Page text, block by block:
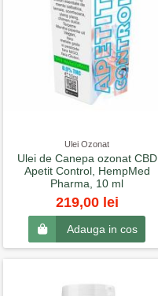
Ulei Ozonat
Ulei de Canepa ozonat CBD
Apetit Control, HempMed
Pharma, 10 ml
219,00 lei
Adauga in cos